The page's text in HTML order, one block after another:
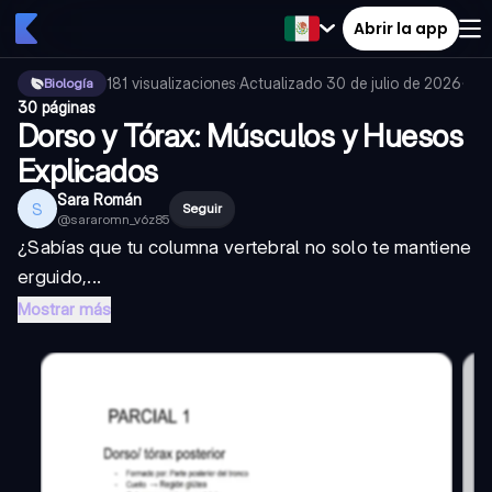
Abrir la app
Biología 181 visualizaciones·Actualizado 30 de julio de 2026·
30 páginas
Dorso y Tórax: Músculos y Huesos
Explicados
S Sara Román
@sararomn_v6z85
Seguir
¿Sabías que tu columna vertebral no solo te mantiene
erguido,...
Mostrar más